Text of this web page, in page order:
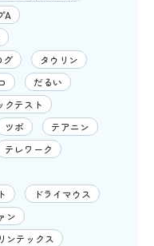
A
グ
タウリン
だるい
クテスト
ツボ
テアニン
テレワーク
ドライマウス
ン
ンテックス